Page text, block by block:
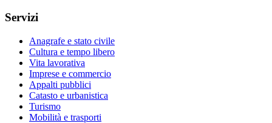
Servizi
Anagrafe e stato civile
Cultura e tempo libero
Vita lavorativa
Imprese e commercio
Appalti pubblici
Catasto e urbanistica
Turismo
Mobilità e trasporti